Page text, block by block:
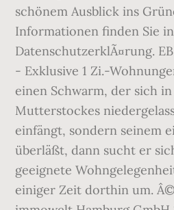
schönem Ausblick ins
Informationen finden Sie
DatenschutzerklÃ¤rung.
- Exklusive 1 Zi.-
einen Schwarm, der sich
Mutterstockes
einfängt, sondern seinem
überläßt, dann sucht er
geeignete
einiger Zeit dorthin um.